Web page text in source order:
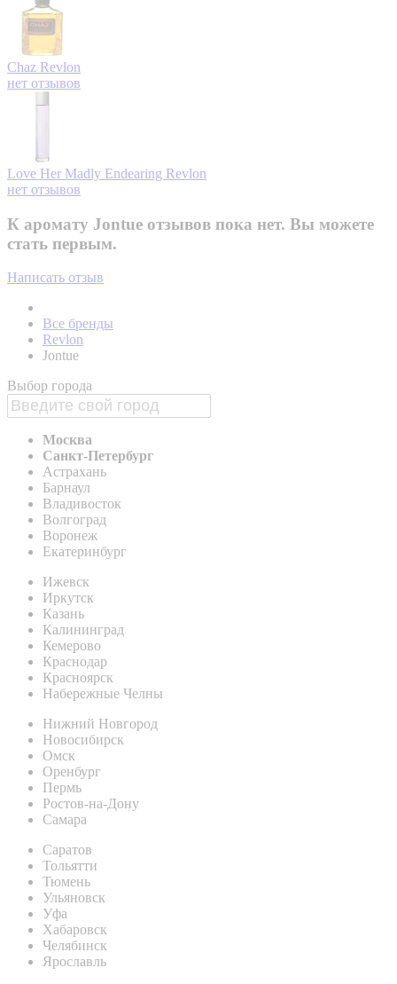
Chaz Revlon
нет отзывов
Love Her Madly Endearing Revlon
нет отзывов
К аромату Jontue отзывов пока нет. Вы можете
стать первым.
Написать отзыв
Все бренды
Revlon
Jontue
Выбор города
Москва
Санкт-Петербург
Астрахань
Барнаул
Владивосток
Волгоград
Воронеж
Екатеринбург
Ижевск
Иркутск
Казань
Калининград
Кемерово
Краснодар
Красноярск
Набережные Челны
Нижний Новгород
Новосибирск
Омск
Оренбург
Пермь
Ростов-на-Дону
Самара
Саратов
Тольятти
Тюмень
Ульяновск
Уфа
Хабаровск
Челябинск
Ярославль